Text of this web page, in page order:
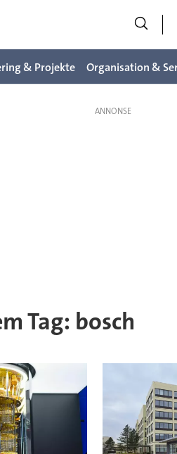
& Projekte Organisation &
Tag: bosch